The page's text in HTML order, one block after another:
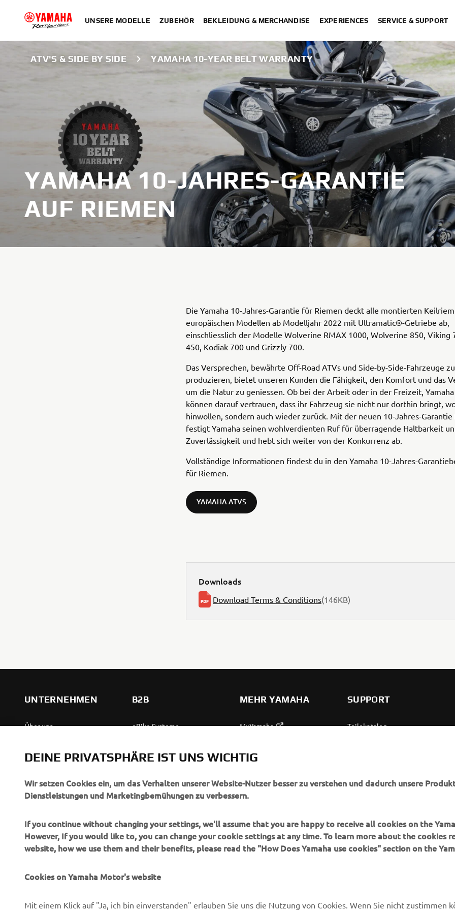
UNSERE MODELLE ZUBEHÖR BEKLEIDUNG & MERCHANDISE EXPERIENCES SERVICE & SUPPORT
ATV'S & SIDE BY SIDE YAMAHA 10-YEAR BELT WARRANTY
YAMAHA 10-JAHRES-GARANTIE
AUF RIEMEN
Die Yamaha 10-Jahres-Garantie für Riemen deckt alle montierten
europäischen Modellen ab Modelljahr 2022 mit Ultramatic®-Getriebe ab,
einschliesslich der Modelle Wolverine RMAX 1000, Wolverine 850, Viking
450, Kodiak 700 und Grizzly 700.
Das Versprechen, bewährte Off-Road ATVs und Side-by-Side-Fahrzeuge zu
produzieren, bietet unseren Kunden die Fähigkeit, den Komfort und das
um die Natur zu geniessen. Ob bei der Arbeit oder in der Freizeit,
können darauf vertrauen, dass ihr Fahrzeug sie nicht nur dorthin bringt,
hinwollen, sondern auch wieder zurück. Mit der neuen 10-Jahres-
festigt Yamaha seinen wohlverdienten Ruf für überragende Haltbarkeit
Zuverlässigkeit und hebt sich weiter von der Konkurrenz ab.
Vollständige Informationen findest du in den Yamaha 10-Jahres-
für Riemen.
YAMAHA ATVS
Downloads
Download Terms & Conditions(146KB)
UNTERNEHMEN
Über uns
Veranstaltungen
Press
Broschüren
Händler werden
Menschenrechtsrichtlinie
Grundlegende
Whistleblower-Kanal
B2B
eBike Systeme
Leichte Fahrzeuge
Ersthelferinnen und
Ersthelfer
Robotics
Partnerschaften
für unabhängige Partner
Sheets
MEHR YAMAHA
MyYamaha
Yamaha Racing
Yamaha Motor Global
Mobile Anwendungen
SUPPORT
Teilekatalog
Umgang mit Altbatterien
DEINE PRIVATSPHÄRE IST UNS WICHTIG
Wir setzen Cookies ein, um das Verhalten unserer Website-Nutzer besser zu verstehen und dadurch unsere
Dienstleistungen und Marketingbemühungen zu verbessern.
If you continue without changing your settings, we'll assume that you are happy to receive all cookies on the
However, If you would like to, you can change your cookie settings at any time. To learn more about the cookies
website, how we use them and their benefits, please read the "How Does Yamaha use cookies" section on the
Cookies on Yamaha Motor's website
Mit einem Klick auf "Ja, ich bin einverstanden" erlauben Sie uns die Nutzung von Cookies. Wenn Sie nicht zustimmen